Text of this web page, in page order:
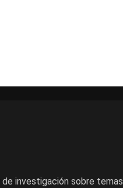
investigación sobre temas